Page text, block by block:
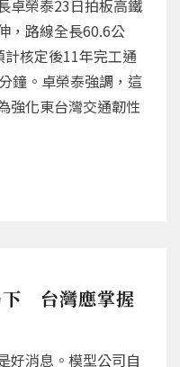
卓榮泰23日拍板高鐵
，路線全長60.6公
核定後11年完工通
鐘。卓榮泰強調，這
強化東台灣交通韌性
下 台灣應掌握
好消息。模型公司自